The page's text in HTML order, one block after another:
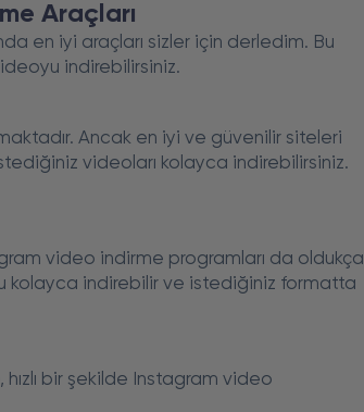
Araçları
en iyi araçları sizler için derledim. Bu
indirebilirsiniz.
Ancak en iyi ve güvenilir siteleri
videoları kolayca indirebilirsiniz.
video indirme programları da oldukça
kolayca indirebilir ve istediğiniz formatta
hızlı bir şekilde Instagram video